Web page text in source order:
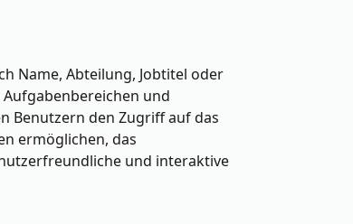
Name, Abteilung, Jobtitel oder
und
Benutzern den Zugriff auf das
ermöglichen, das
und interaktive